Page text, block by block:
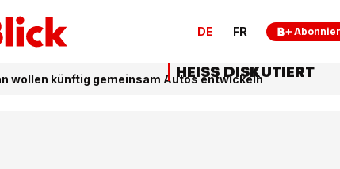
DE FR
wollen künftig gemeinsam Autos entwickeln
HEISS DISKUTIERT